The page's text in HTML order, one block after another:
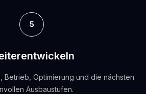
5
Betrieb, Optimierung und die nächsten
Ausbaustufen.